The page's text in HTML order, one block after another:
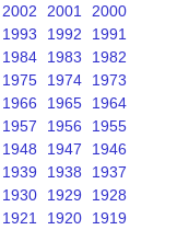
2002 2001
2000
1993 1992
1991
1984 1983
1982
1975 1974
1973
1966 1965
1964
1957 1956
1955
1948 1947
1946
1939 1938
1937
1930 1929
1928
1921 1920
1919